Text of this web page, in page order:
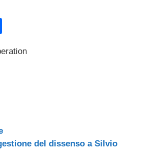
n
del dissenso a Silvio